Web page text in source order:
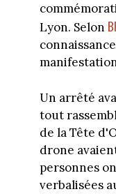
Lyon. Selon
Un arrêté
tout
de la Tête
drone
personnes
verbalisées